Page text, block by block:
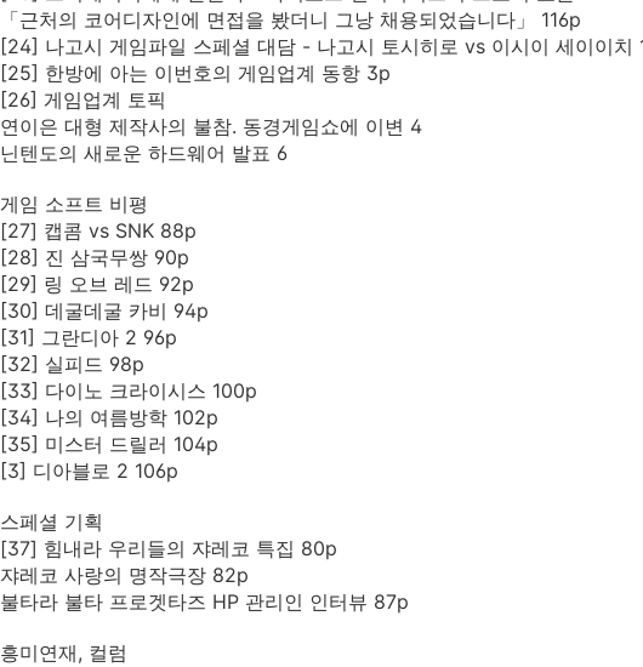
「근처의 코어디자인에 면접을 봤더니 그낭 채용되었습니다」 116p
[24] 나고시 게임파일 스페셜 대담 - 나고시 토시히로 vs 이시이 세이이치
[25] 한방에 아는 이번호의 게임업계 동항 3p
[26] 게임업계 토픽
연이은 대형 제작사의 불참. 동경게임쇼에 이변 4
닌텐도의 새로운 하드웨어 발표 6
게임 소프트 비평
[27] 캡콤 vs SNK 88p
[28] 진 삼국무쌍 90p
[29] 링 오브 레드 92p
[30] 데굴데굴 카비 94p
[31] 그란디아 2 96p
[32] 실피드 98p
[33] 다이노 크라이시스 100p
[34] 나의 여름방학 102p
[35] 미스터 드릴러 104p
[3] 디아블로 2 106p
스페셜 기획
[37] 힘내라 우리들의 쟈레코 특집 80p
쟈레코 사랑의 명작극장 82p
불타라 불타 프로겟타즈 HP 관리인 인터뷰 87p
흥미연재, 컬럼